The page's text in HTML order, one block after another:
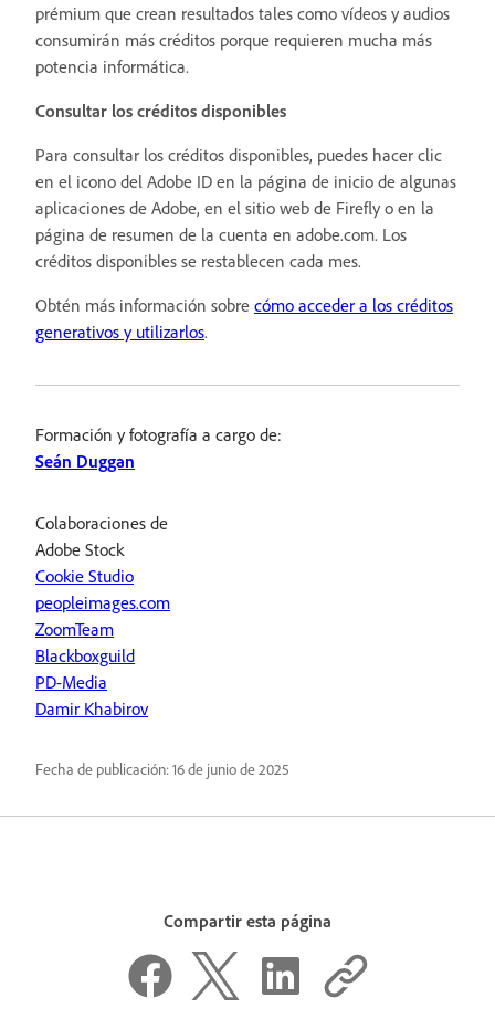
prémium que crean resultados tales como vídeos y audios
consumirán más créditos porque requieren mucha más
potencia informática.
Consultar los créditos disponibles
Para consultar los créditos disponibles, puedes hacer clic
en el icono del Adobe ID en la página de inicio de algunas
aplicaciones de Adobe, en el sitio web de Firefly o en la
página de resumen de la cuenta en adobe.com. Los
créditos disponibles se restablecen cada mes.
Obtén más información sobre cómo acceder a los créditos
generativos y utilizarlos.
Formación y fotografía a cargo de:
Seán Duggan
Colaboraciones de
Adobe Stock
Cookie Studio
peopleimages.com
ZoomTeam
Blackboxguild
PD-Media
Damir Khabirov
Fecha de publicación:16 de junio de 2025
Compartir esta página